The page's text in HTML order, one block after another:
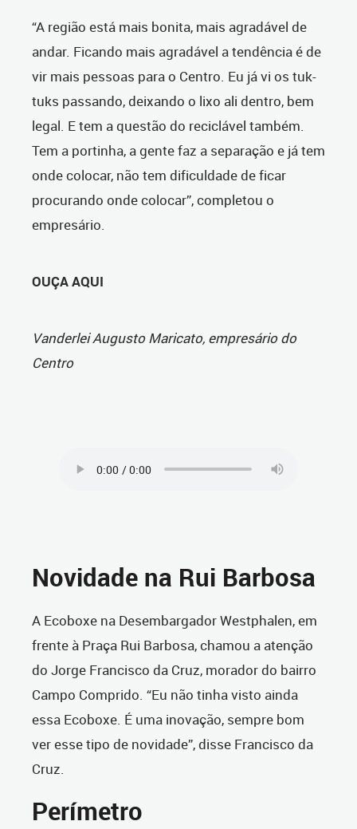
“A região está mais bonita, mais agradável de
andar. Ficando mais agradável a tendência é de
vir mais pessoas para o Centro. Eu já vi os tuk-
tuks passando, deixando o lixo ali dentro, bem
legal. E tem a questão do reciclável também.
Tem a portinha, a gente faz a separação e já tem
onde colocar, não tem dificuldade de ficar
procurando onde colocar”, completou o
empresário.
OUÇA AQUI
Vanderlei Augusto Maricato, empresário do
Centro
Novidade na Rui Barbosa
A Ecoboxe na Desembargador Westphalen, em
frente à Praça Rui Barbosa, chamou a atenção
do Jorge Francisco da Cruz, morador do bairro
Campo Comprido. “Eu não tinha visto ainda
essa Ecoboxe. É uma inovação, sempre bom
ver esse tipo de novidade”, disse Francisco da
Cruz.
Perímetro